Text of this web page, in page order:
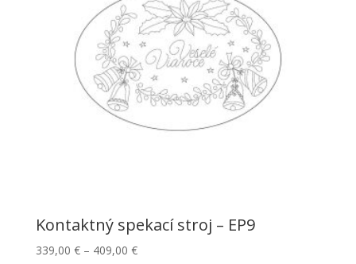
Kontaktný spekací stroj – EP9
339,00 €– 409,00 €